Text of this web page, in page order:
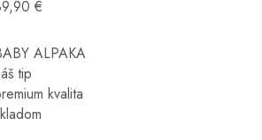
€
ALPAKA
tip
kvalita